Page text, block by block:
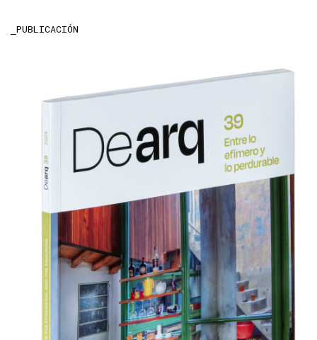
PUBLICACIÓN